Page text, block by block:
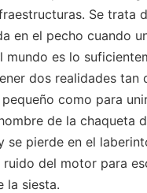
Se trata
en el pecho cuando
mundo es lo
dos realidades tan
como para
de la chaqueta
se pierde en el
del motor para
la siesta.